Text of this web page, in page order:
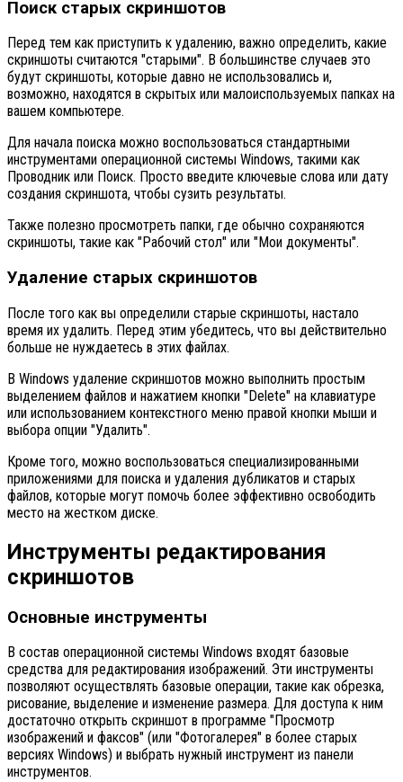
Поиск старых скриншотов
Перед тем как приступить к удалению, важно определить, какие
скриншоты считаются "старыми". В большинстве случаев это
будут скриншоты, которые давно не использовались и,
возможно, находятся в скрытых или малоиспользуемых папках на
вашем компьютере.
Для начала поиска можно воспользоваться стандартными
инструментами операционной системы Windows, такими как
Проводник или Поиск. Просто введите ключевые слова или дату
создания скриншота, чтобы сузить результаты.
Также полезно просмотреть папки, где обычно сохраняются
скриншоты, такие как "Рабочий стол" или "Мои документы".
Удаление старых скриншотов
После того как вы определили старые скриншоты, настало
время их удалить. Перед этим убедитесь, что вы действительно
больше не нуждаетесь в этих файлах.
В Windows удаление скриншотов можно выполнить простым
выделением файлов и нажатием кнопки "Delete" на клавиатуре
или использованием контекстного меню правой кнопки мыши и
выбора опции "Удалить".
Кроме того, можно воспользоваться специализированными
приложениями для поиска и удаления дубликатов и старых
файлов, которые могут помочь более эффективно освободить
место на жестком диске.
Инструменты редактирования
скриншотов
Основные инструменты
В состав операционной системы Windows входят базовые
средства для редактирования изображений. Эти инструменты
позволяют осуществлять базовые операции, такие как обрезка,
рисование, выделение и изменение размера. Для доступа к ним
достаточно открыть скриншот в программе "Просмотр
изображений и факсов" (или "Фотогалерея" в более старых
версиях Windows) и выбрать нужный инструмент из панели
инструментов.